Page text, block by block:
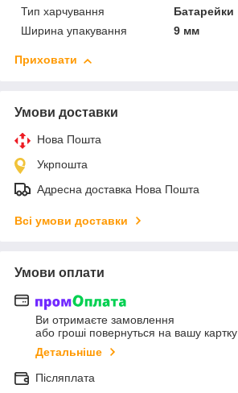
Тип харчування
Батарейки
Ширина упакування
9 мм
Приховати
Умови доставки
Нова Пошта
Укрпошта
Адресна доставка Нова Пошта
Всі умови доставки
Умови оплати
Ви отримаєте замовлення
або гроші повернуться на вашу картку
Детальніше
Післяплата